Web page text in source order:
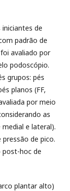
de
padrão de
avaliado por
podoscópio.
grupos: pés
planos (FF,
por meio
as
e lateral).
de pico.
post-hoc de
plantar alto)